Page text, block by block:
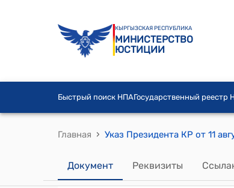
КЫРГЫЗСКАЯ РЕСПУБЛИКА
МИНИСТЕРСТВО
ЮСТИЦИИ
Быстрый поиск НПАГосударственный реестр
Главная ›
Документ Реквизиты